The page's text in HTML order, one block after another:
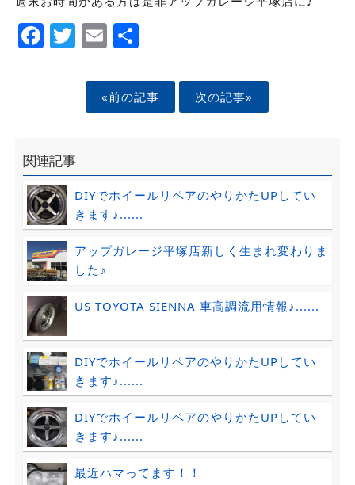
Facebook
Twitter
EmailShare
«前の記事 次の記事»
関連記事
DIYでホイールリペアのやりかたUPしてい
きます♪......
アップガレージ平塚店新しく生まれ変わりま
した♪
US TOYOTA SIENNA 車高調流用情報♪......
DIYでホイールリペアのやりかたUPしてい
きます♪......
DIYでホイールリペアのやりかたUPしてい
きます♪......
最近ハマってます！！